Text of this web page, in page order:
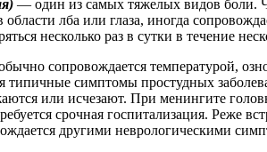
— один из самых тяжелых видов боли.
лба или глаза, иногда
несколько раз в сутки в течение
сопровождается температурой,
типичные симптомы простудных
или исчезают. При менингите
срочная госпитализация. Реже
другими неврологическими